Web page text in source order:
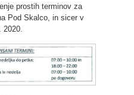
prostih terminov za
Pod Skalco, in sicer v